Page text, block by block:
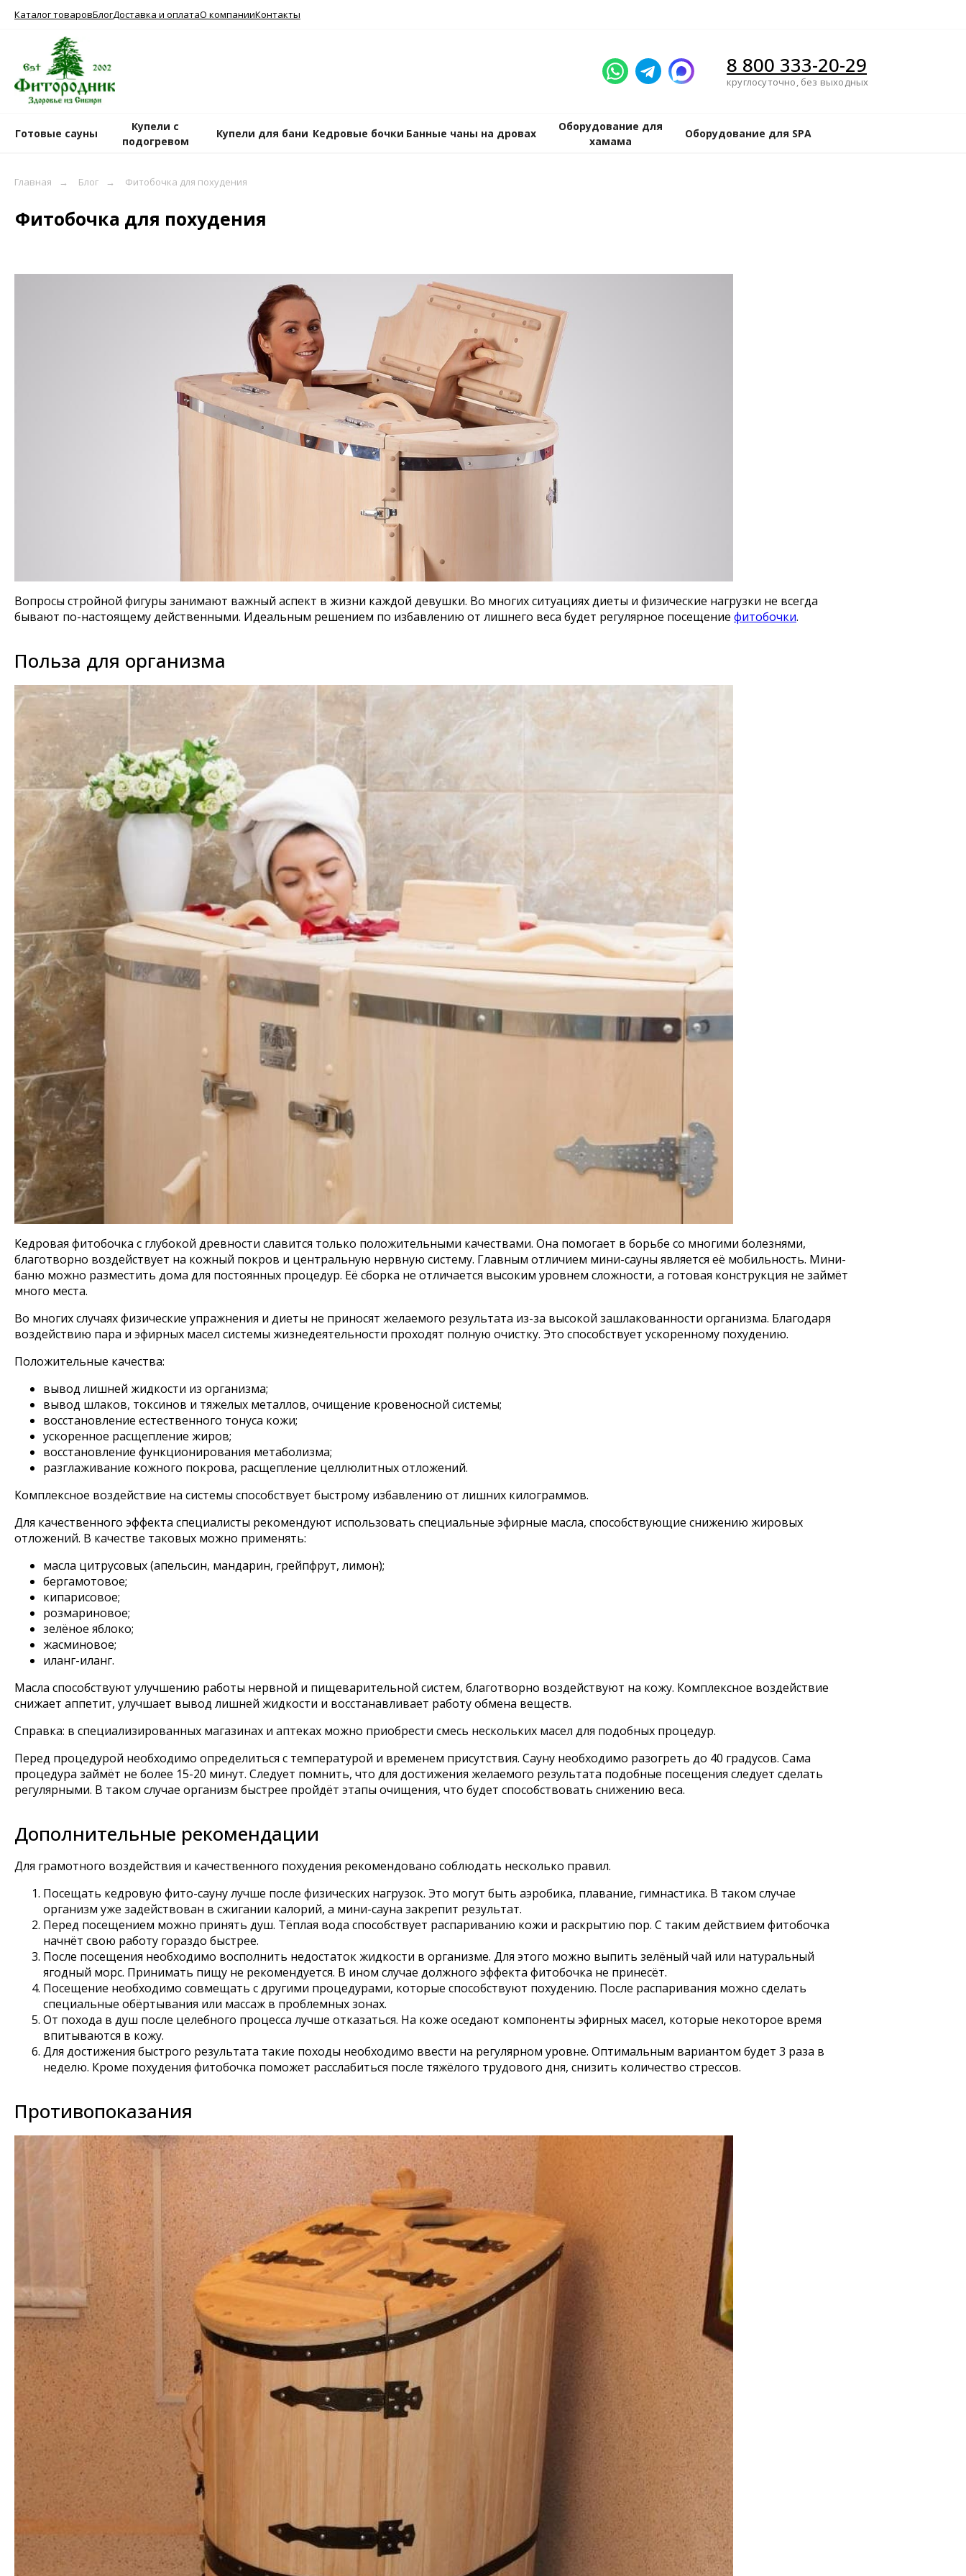
Каталог товаровБлогДоставка и оплатаО компанииКонтакты
8 800 333-20-29
круглосуточно, без выходных
Готовые сауны
Купели с
подогревом
Купели для бани Кедровые бочки Банные чаны на дровах
Оборудование для
хамама
Оборудование для SPA
Главная → Блог → Фитобочка для похудения
Фитобочка для похудения
Вопросы стройной фигуры занимают важный аспект в жизни каждой девушки. Во многих ситуациях диеты и физические нагрузки не всегда
бывают по-настоящему действенными. Идеальным решением по избавлению от лишнего веса будет регулярное посещение фитобочки.
Польза для организма
Кедровая фитобочка с глубокой древности славится только положительными качествами. Она помогает в борьбе со многими болезнями,
благотворно воздействует на кожный покров и центральную нервную систему. Главным отличием мини-сауны является её мобильность. Мини-
баню можно разместить дома для постоянных процедур. Её сборка не отличается высоким уровнем сложности, а готовая конструкция не займёт
много места.
Во многих случаях физические упражнения и диеты не приносят желаемого результата из-за высокой зашлакованности организма. Благодаря
воздействию пара и эфирных масел системы жизнедеятельности проходят полную очистку. Это способствует ускоренному похудению.
Положительные качества:
вывод лишней жидкости из организма;
вывод шлаков, токсинов и тяжелых металлов, очищение кровеносной системы;
восстановление естественного тонуса кожи;
ускоренное расщепление жиров;
восстановление функционирования метаболизма;
разглаживание кожного покрова, расщепление целлюлитных отложений.
Комплексное воздействие на системы способствует быстрому избавлению от лишних килограммов.
Для качественного эффекта специалисты рекомендуют использовать специальные эфирные масла, способствующие снижению жировых
отложений. В качестве таковых можно применять:
масла цитрусовых (апельсин, мандарин, грейпфрут, лимон);
бергамотовое;
кипарисовое;
розмариновое;
зелёное яблоко;
жасминовое;
иланг-иланг.
Масла способствуют улучшению работы нервной и пищеварительной систем, благотворно воздействуют на кожу. Комплексное воздействие
снижает аппетит, улучшает вывод лишней жидкости и восстанавливает работу обмена веществ.
Справка: в специализированных магазинах и аптеках можно приобрести смесь нескольких масел для подобных процедур.
Перед процедурой необходимо определиться с температурой и временем присутствия. Сауну необходимо разогреть до 40 градусов. Сама
процедура займёт не более 15-20 минут. Следует помнить, что для достижения желаемого результата подобные посещения следует сделать
регулярными. В таком случае организм быстрее пройдёт этапы очищения, что будет способствовать снижению веса.
Дополнительные рекомендации
Для грамотного воздействия и качественного похудения рекомендовано соблюдать несколько правил.
Посещать кедровую фито-сауну лучше после физических нагрузок. Это могут быть аэробика, плавание, гимнастика. В таком случае
организм уже задействован в сжигании калорий, а мини-сауна закрепит результат.
Перед посещением можно принять душ. Тёплая вода способствует распариванию кожи и раскрытию пор. С таким действием фитобочка
начнёт свою работу гораздо быстрее.
После посещения необходимо восполнить недостаток жидкости в организме. Для этого можно выпить зелёный чай или натуральный
ягодный морс. Принимать пищу не рекомендуется. В ином случае должного эффекта фитобочка не принесёт.
Посещение необходимо совмещать с другими процедурами, которые способствуют похудению. После распаривания можно сделать
специальные обёртывания или массаж в проблемных зонах.
От похода в душ после целебного процесса лучше отказаться. На коже оседают компоненты эфирных масел, которые некоторое время
впитываются в кожу.
Для достижения быстрого результата такие походы необходимо ввести на регулярном уровне. Оптимальным вариантом будет 3 раза в
неделю. Кроме похудения фитобочка поможет расслабиться после тяжёлого трудового дня, снизить количество стрессов.
Противопоказания